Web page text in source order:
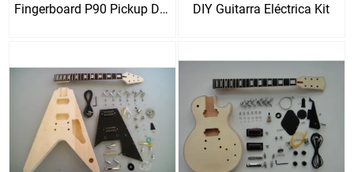
Fingerboard P90 Pickup DIY
DIY Guitarra Eléctrica Kit